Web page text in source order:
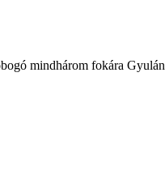
mindhárom fokára Gyulán